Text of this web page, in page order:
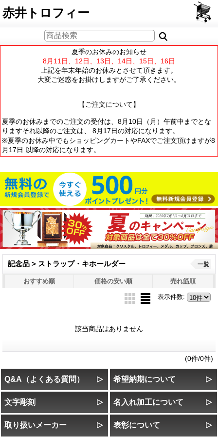
PCサイト
赤井トロフィー
夏季のお休みのお知らせ
8月11日、12日、13日、14日、15日、16日
上記を年末年始のお休みとさせて頂きます。
大変ご迷惑をお掛けしますがご了承ください。
【ご注文について】
夏季のお休みまでのご注文の受付は、8月10日（月）午前中までとな
りますそれ以降のご注文は、 8月17日の対応になります。
※夏季のお休み中でもショッピングカートやFAXでご注文頂けますが8
月17日 以降の対応になります。
記念品 > ストラップ・キホールダー 一覧
おすすめ順 価格の安い順 売れ筋順
表示件数:
該当商品はありません
(0件/0件)
Q&A（よくある質問） 希望納期について
文字彫刻 名入れ加工について
取り扱いメーカー 表彰について